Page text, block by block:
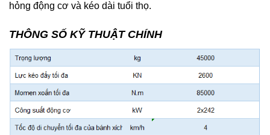
hỏng động cơ và kéo dài tuổi thọ.
THÔNG SỐ KỸ THUẬT CHÍNH